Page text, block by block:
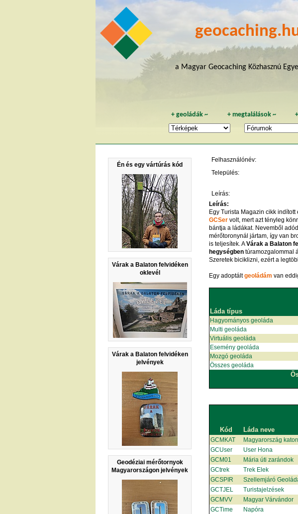
a Magyar Geocaching Közhasznú
+geoládák ~ + megtalálások~
Én és egy vártúrás kód
Várak a Balaton felvidéken
oklevél
Várak a Balaton felvidéken
jelvények
Geodéziai mérőtornyok
Magyarországon jelvények
Felhasználónév:
Település:
Leírás:
Leírás:
Egy Turista Magazin cikk
GCSer volt, mert azt tényleg
bántja a ládákat. Nevemből
mérőtoronynál jártam, így van
is teljesítek. AVárak a Balaton
hegységben túramozgalommal
Szeretek biciklizni, ezért a
Egy adoptáltgeoládám van
Láda típus
Hagyományos geoláda
Multi geoláda
Virtuális geoláda
Esemény geoláda
Mozgó geoláda
Összes geoláda
Kód Láda neve
GCMKAT Magyarország
GCUser
User Hona
GCM01
Mária úti zarándok
GCtrek
Trek Elek
GCSPIR
Szellemjáró
GCTJEL
Turistajelzések
GCMVV
Magyar Várvándor
GCTime
Napóra